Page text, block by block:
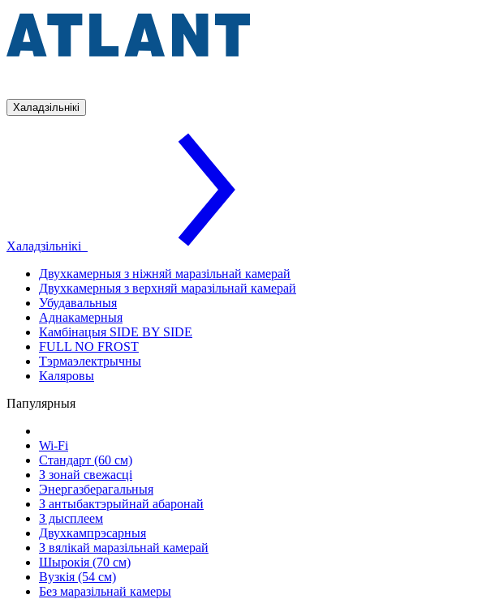
Халадзільнікі
Халадзільнікі
Двухкамерныя з ніжняй маразільнай камерай
Двухкамерныя з верхняй маразільнай камерай
Убудавальныя
Аднакамерныя
Камбінацыя SIDE BY SIDE
FULL NO FROST
Тэрмаэлектрычны
Каляровы
Папулярныя
Wi-Fi
Стандарт (60 см)
З зонай свежасці
Энергазберагальныя
З антыбактэрыйнай абаронай
З дысплеем
Двухкампрэсарныя
З вялікай маразільнай камерай
Шырокія (70 см)
Вузкія (54 см)
Без маразільнай камеры